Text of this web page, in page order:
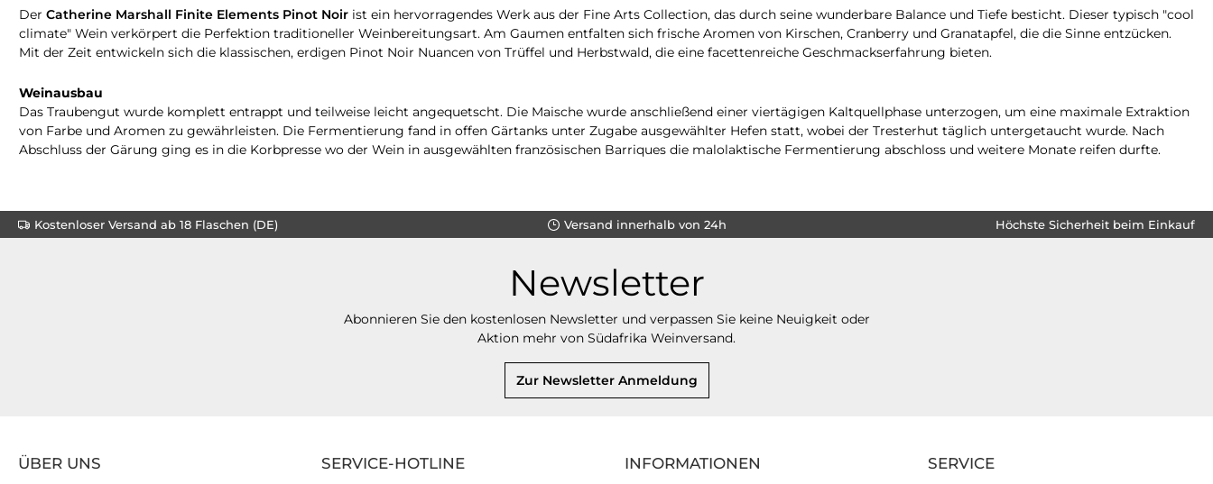
Der Catherine Marshall Finite Elements Pinot Noir ist ein hervorragendes Werk aus der Fine Arts Collection, das durch seine wunderbare Balance und Tiefe besticht. Dieser typisch "cool
climate" Wein verkörpert die Perfektion traditioneller Weinbereitungsart. Am Gaumen entfalten sich frische Aromen von Kirschen, Cranberry und Granatapfel, die die Sinne entzücken.
Mit der Zeit entwickeln sich die klassischen, erdigen Pinot Noir Nuancen von Trüffel und Herbstwald, die eine facettenreiche Geschmackserfahrung bieten.
Weinausbau
Das Traubengut wurde komplett entrappt und teilweise leicht angequetscht. Die Maische wurde anschließend einer viertägigen Kaltquellphase unterzogen, um eine maximale Extraktion
von Farbe und Aromen zu gewährleisten. Die Fermentierung fand in offen Gärtanks unter Zugabe ausgewählter Hefen statt, wobei der Tresterhut täglich untergetaucht wurde. Nach
Abschluss der Gärung ging es in die Korbpresse wo der Wein in ausgewählten französischen Barriques die malolaktische Fermentierung abschloss und weitere Monate reifen durfte.
Kostenloser Versand ab 18 Flaschen (DE) Versand innerhalb von 24h Höchste Sicherheit beim Einkauf
Newsletter
Abonnieren Sie den kostenlosen Newsletter und verpassen Sie keine Neuigkeit oder
Aktion mehr von Südafrika Weinversand.
Zur Newsletter Anmeldung
SERVICE-HOTLINE
ÜBER UNS INFORMATIONEN SERVICE